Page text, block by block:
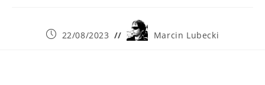
22/08/2023 Marcin Lubecki